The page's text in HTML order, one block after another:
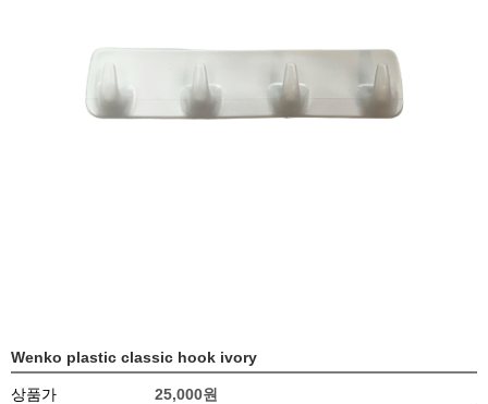
Wenko plastic classic hook ivory
상품가 25,000원